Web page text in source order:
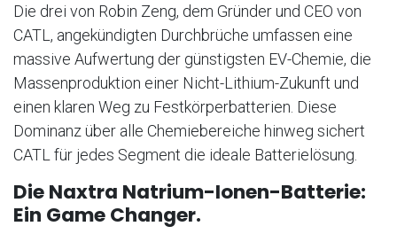
Die drei von Robin Zeng, dem Gründer und CEO von
CATL, angekündigten Durchbrüche umfassen eine
massive Aufwertung der günstigsten EV-Chemie, die
Massenproduktion einer Nicht-Lithium-Zukunft und
einen klaren Weg zu Festkörperbatterien. Diese
Dominanz über alle Chemiebereiche hinweg sichert
CATL für jedes Segment die ideale Batterielösung.
Die Naxtra Natrium-Ionen-Batterie:
Ein Game Changer.